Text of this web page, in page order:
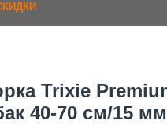
Trixie
40-70 см/15 мм